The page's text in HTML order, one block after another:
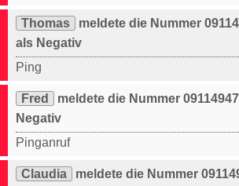
Thomas
meldete die Nummer
als Negativ
Ping
Fred
meldete die Nummer
Negativ
Pinganruf
Claudia
meldete die Nummer